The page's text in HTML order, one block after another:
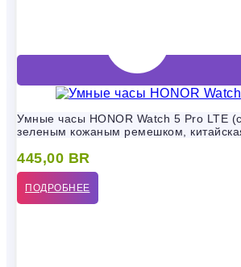
Умные часы HONOR Watch 5 Pro LTE
зеленым кожаным ремешком,
445,00 BR
ПОДРОБНЕЕ